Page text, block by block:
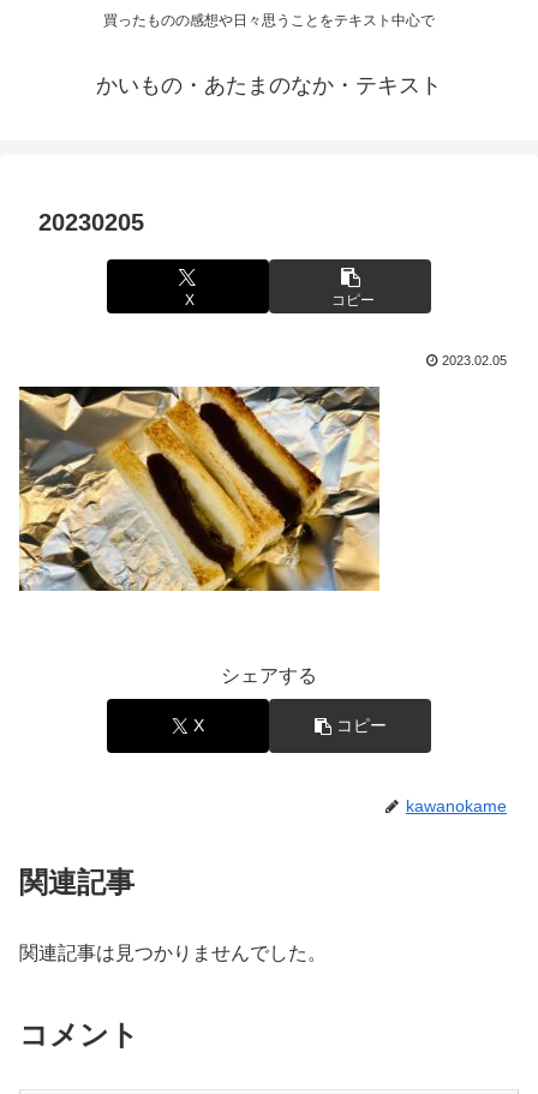
買ったものの感想や日々思うことをテキスト中心で
かいもの・あたまのなか・テキスト
20230205
X コピー
2023.02.05
シェアする
X コピー
kawanokame
関連記事
関連記事は見つかりませんでした。
コメント